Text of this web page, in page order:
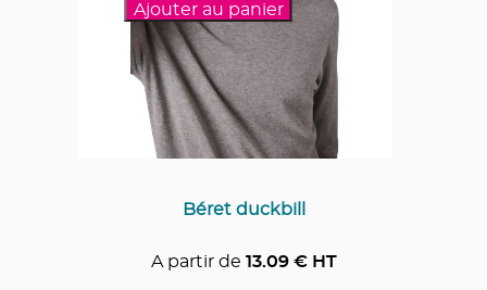
Ajouter au panier
Béret duckbill
A partir de 13.09€ HT